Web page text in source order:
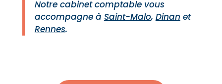
Notre cabinet comptable vous
accompagne à Saint-Malo, Dinan et
Rennes.